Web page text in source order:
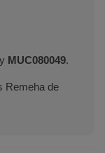
y MUC080049.
Remeha de